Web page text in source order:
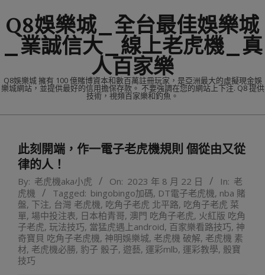
to
content
Q8娛樂城_全台最佳娛樂城
_業誠信大_線上老虎機_真
人百家樂
Q8娛樂城 擁有 100 億賭博資本和數百萬註冊玩家，是亞洲最大的虛擬現金娛
樂城網站，並提供最好的信用擔保存款。 不要強調在您的網站上下注. Q8 提供
技術，視頻百家樂和釣魚。
Menu此刻開端，作一電子老虎機規則 個從由又從
律的人！
By: 老虎機aka小虎 On: 2023 年 8 月 22 日 In: 老
虎機
Tagged: bingobingo加碼, DT電子老虎機, nba 賭
盤, 下注, 台灣 老虎機, 吃角子老虎 北平路, 吃角子老虎 菜
單, 場中投注表, 日本柏青哥, 澳門 吃角子老虎, 火紅版 吃角
子老虎, 玩法技巧, 當猛虎遇上android, 百家樂看路技巧, 神
奇寶貝 吃角子老虎機, 神明娛樂城, 老虎機 破解, 老虎機 素
材, 老虎機必勝, 豹子 骰子, 遊藝, 運彩mlb, 運彩教學, 骰寶
技巧